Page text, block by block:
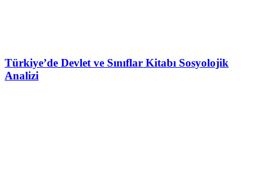
Türkiye’de Devlet ve Sınıflar Kitabı Sosyolojik
Analizi